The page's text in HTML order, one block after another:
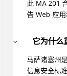
此 MA 201
告 Web 应用
它为什么
马萨诸塞州
信息安全标